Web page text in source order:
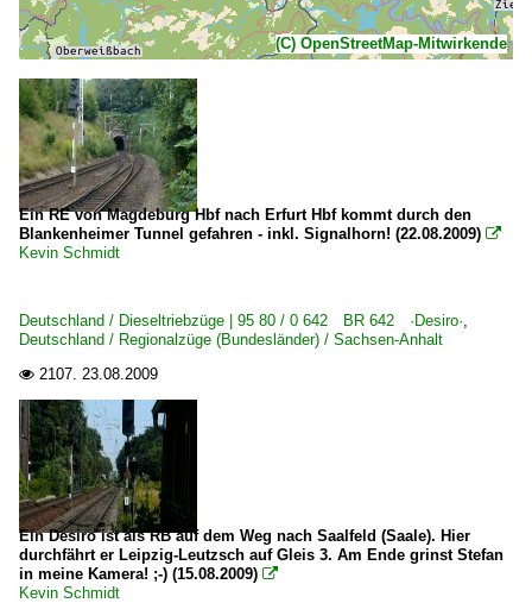
(C) OpenStreetMap-Mitwirkende
Ein RE von Magdeburg Hbf nach Erfurt Hbf kommt durch den
Blankenheimer Tunnel gefahren - inkl. Signalhorn! (22.08.2009) 
Kevin Schmidt
Deutschland / Dieseltriebzüge | 95 80 / 0 642 BR 642 ·Desiro·,
Deutschland / Regionalzüge (Bundesländer) / Sachsen-Anhalt
 2107. 23.08.2009
Ein Desiro ist als RB auf dem Weg nach Saalfeld (Saale). Hier
durchfährt er Leipzig-Leutzsch auf Gleis 3. Am Ende grinst Stefan
in meine Kamera! ;-) (15.08.2009) 
Kevin Schmidt